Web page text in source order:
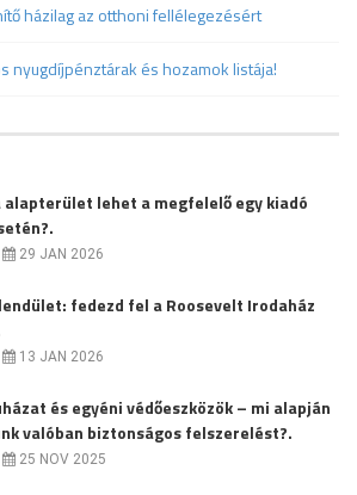
házilag az otthoni fellélegezésért
nyugdíjpénztárak és hozamok listája!
alapterület lehet a megfelelő egy kiadó
29 JAN 2026
fedezd fel a Roosevelt Irodaház
13 JAN 2026
és egyéni védőeszközök – mi alapján
valóban biztonságos felszerelést?.
25 NOV 2025